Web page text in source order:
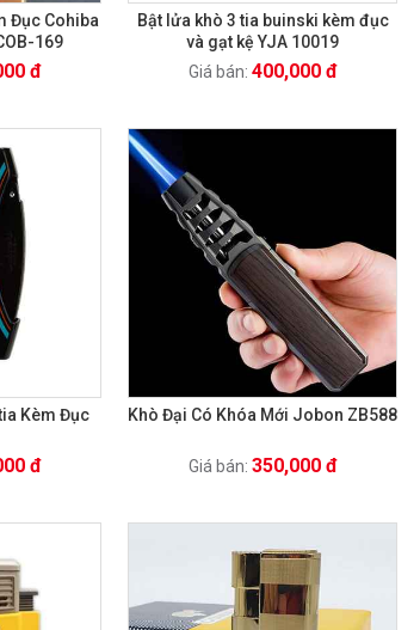
Đục Cohiba
169
đ
Bật lửa khò 3 tia buinski kèm đục
và gạt kệ YJA 10019
Giá bán: 400,000 đ
Kèm Đục
đ
Khò Đại Có Khóa Mới Jobon ZB588
Giá bán: 350,000 đ